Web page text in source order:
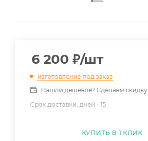
6 200 ₽/шт
изготовление под заказ
Нашли дешевле? Сделаем скидку
Срок доставки, дней - 15
КУПИТЬ В 1 КЛИК